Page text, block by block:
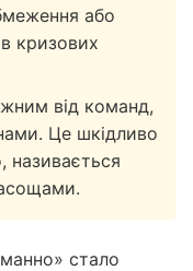
або
кризових
від команд,
Це шкідливо
називається
стало